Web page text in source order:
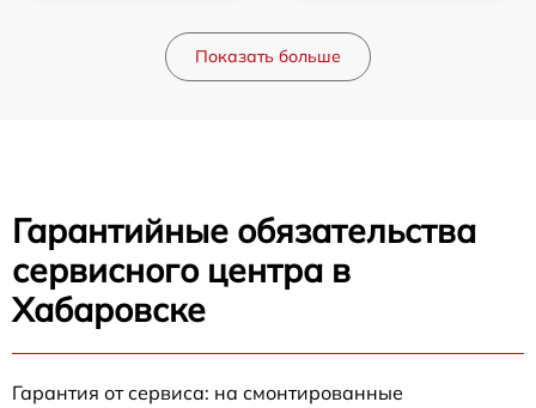
Показать больше
Гарантийные обязательства
сервисного центра в
Хабаровске
Гарантия от сервиса: на смонтированные